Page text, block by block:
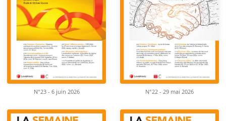
N°23 - 6 juin 2026 N°22 - 29 mai 2026